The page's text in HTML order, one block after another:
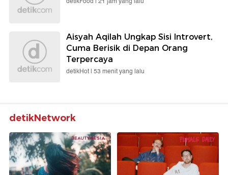
Aisyah Aqilah Ungkap Sisi Introvert,
Cuma Berisik di Depan Orang
Terpercaya
detikHot | 53 menit yang lalu
detikNetwork